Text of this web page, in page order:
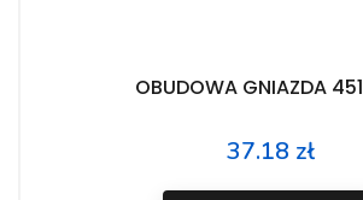
OBUDOWA GNIAZDA
Price
37.18 zł